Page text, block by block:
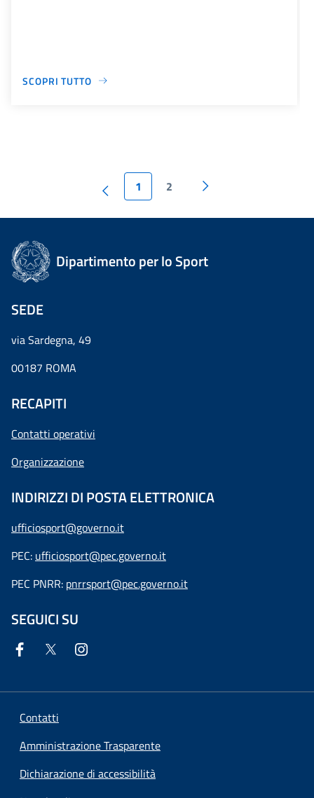
SCOPRI TUTTO
1 2
Dipartimento per lo Sport
SEDE
via Sardegna, 49
00187 ROMA
RECAPITI
Contatti operativi
Organizzazione
INDIRIZZI DI POSTA ELETTRONICA
ufficiosport@governo.it
PEC: ufficiosport@pec.governo.it
PEC PNRR: pnrrsport@pec.governo.it
SEGUICI SU
Contatti
Amministrazione Trasparente
Dichiarazione di accessibilità